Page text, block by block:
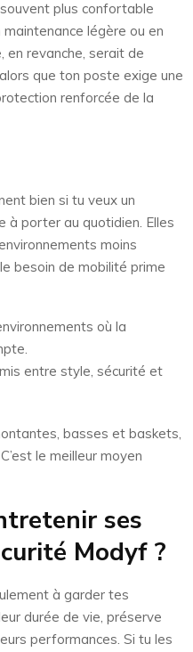
plus confortable
légère ou en
en revanche, serait de
que ton poste exige une
renforcée de la
bien si tu veux un
à porter au quotidien. Elles
moins
besoin de mobilité prime
où la
entre style, sécurité et
basses et baskets,
le meilleur moyen
ses
Modyf ?
à garder tes
durée de vie, préserve
performances. Si tu les